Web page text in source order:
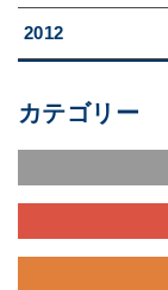
2012
カテゴリー